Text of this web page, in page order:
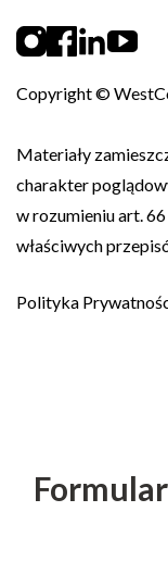
Copyright ©
Materiały
charakter
w rozumieniu art.
właściwych
Polityka